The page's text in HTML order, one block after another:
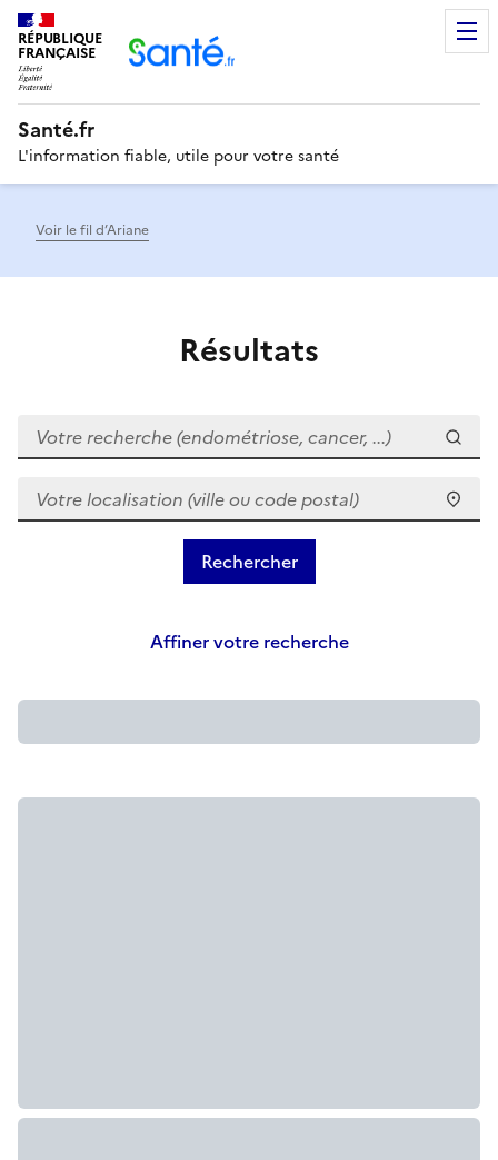
RÉPUBLIQUE
FRANÇAISE
Santé.fr
L'information fiable, utile pour votre santé
Voir le fil d’Ariane
Résultats
Votre recherche (endométriose, cancer, ...)
Votre localisation (ville ou code postal)
Affiner votre recherche